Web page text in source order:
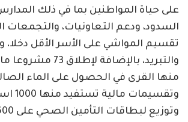
على حياة المواطنين بما في ذلك
السدود، ودعم التعاونيات، والتجمعات
تقسيم المواشي على الأسر الأقل دخلا،
والتبريد، بالإضافة
منها القرى في الحصول على الماء
وتقسيمات